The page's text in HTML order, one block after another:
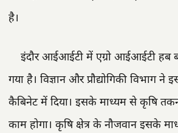
है।
इंदौर आईआईटी में एग्रो आईआईटी हब
गया है। विज्ञान और प्रौद्योगिकी विभाग ने
कैबिनेट में दिया। इसके माध्यम से कृषि
काम होगा। कृषि क्षेत्र के नौजवान इसके